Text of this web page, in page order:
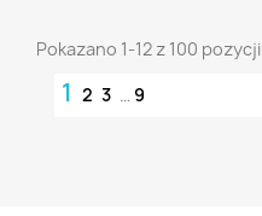
Pokazano 1-12 z 100 pozycji
1 2 3 … 9